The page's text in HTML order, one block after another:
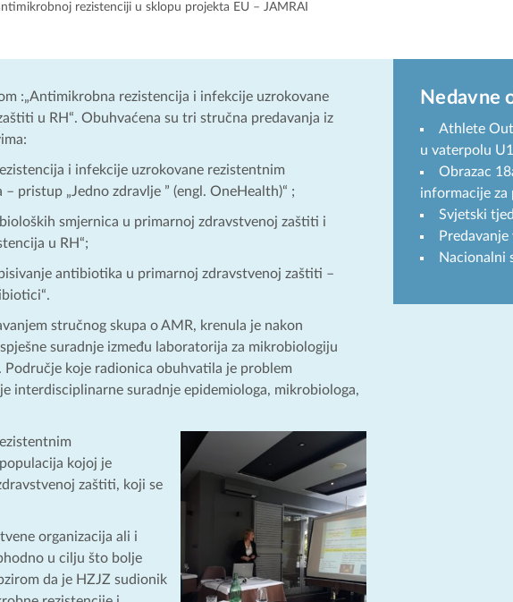
rezistenciji u sklopu projekta EU – JAMRAI
:„Antimikrobna rezistencija i infekcije uzrokovane
u RH“. Obuhvaćena su tri stručna predavanja iz
tencija i infekcije uzrokovane rezistentnim
pristup „Jedno zdravlje ” (engl. OneHealth)“ ;
smjernica u primarnoj zdravstvenoj zaštiti i
u RH“;
antibiotika u primarnoj zdravstvenoj zaštiti –
stručnog skupa o AMR, krenula je nakon
suradnje između laboratorija za mikrobiologiju
koje radionica obuhvatila je problem
interdisciplinarne suradnje epidemiologa, mikrobiologa,
kojoj je
zaštiti, koji se
organizacija ali i
u cilju što bolje
da je HZJZ sudionik
Nedavne
Athlete
u vaterpolu
Obrazac
informacije za
Svjetski
Nacionalni